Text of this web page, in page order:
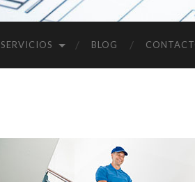
SERVICIOS BLOG